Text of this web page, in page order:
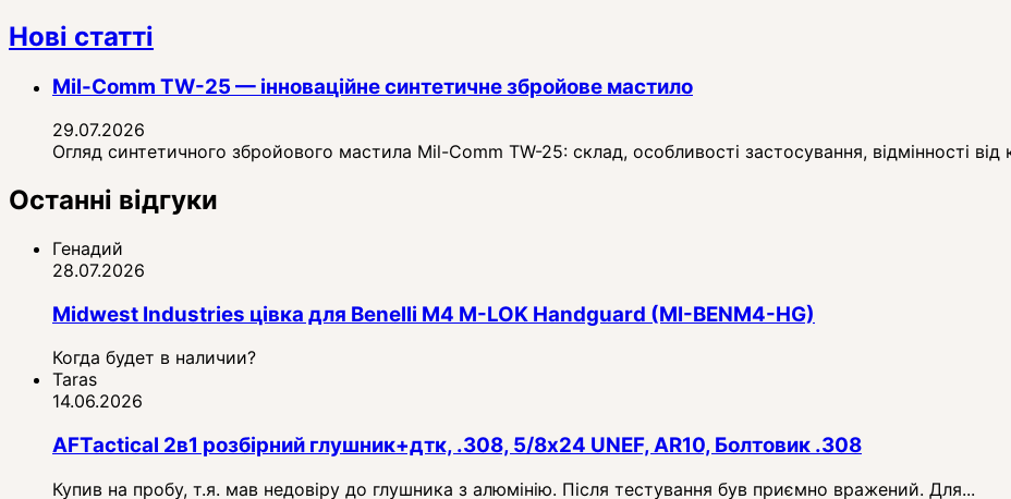
Нові статті
Mil-Comm TW-25 — інноваційне синтетичне збройове мастило
29.07.2026
Огляд синтетичного збройового мастила Mil-Comm TW-25: склад, особливості застосування, відмінності від
Останні відгуки
Генадий
28.07.2026
Midwest Industries цівка для Benelli M4 M-LOK Handguard (MI-BENM4-HG)
Когда будет в наличии?
Taras
14.06.2026
AFTactical 2в1 розбірний глушник+дтк, .308, 5/8x24 UNEF, AR10, Болтовик .308
Купив на пробу, т.я. мав недовіру до глушника з алюмінію. Після тестування був приємно вражений. Для...